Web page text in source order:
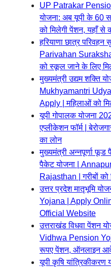
UP Patrakar
योजना: अब यूपी के 60
को मिलेगी पेंशन, यहाँ
हरियाणा छात्र
Parivahan
को स्कूल जाने के लिए
मुख्यमंत्री उद्यम शक्ति
Mukhyamantri
Apply | महिलाओं को
यूपी गोपालक योजना
एप्लीकेशन फॉर्म |
का लोन
मुख्यमंत्री अन्नपूर्णा
पैकेट योजना |
Rajasthan | गरीबों
उत्तर प्रदेश मातृभूमि
Yojana | Apply Online
Official Website
उत्तराखंड विधवा पेंशन
Vidhwa Pension
रूपए पेंशन, ऑनलाइन
यूपी कृषि